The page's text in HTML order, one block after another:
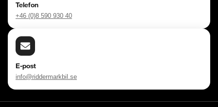
Telefon
+46 (0)8 590 930 40
E-post
info@riddermarkbil.se